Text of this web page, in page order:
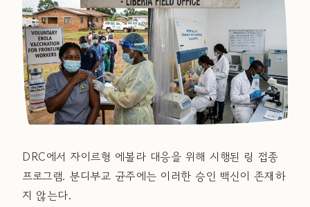
DRC에서 자이르형 에볼라 대응을 위해 시행된 링 접종
프로그램. 분디부교 균주에는 이러한 승인 백신이 존재하
지 않는다.